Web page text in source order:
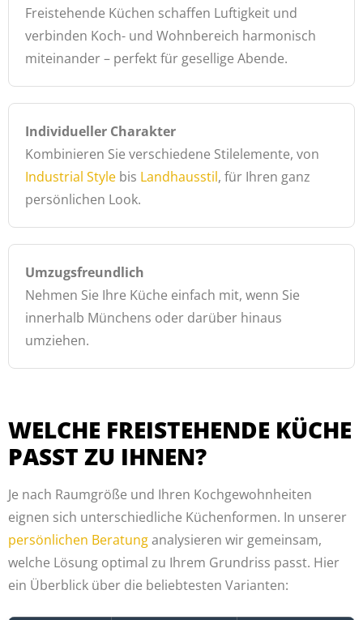
Freistehende Küchen schaffen Luftigkeit und
verbinden Koch- und Wohnbereich harmonisch
miteinander – perfekt für gesellige Abende.
Individueller Charakter
Kombinieren Sie verschiedene Stilelemente, von
Industrial Style bis Landhausstil, für Ihren ganz
persönlichen Look.
Umzugsfreundlich
Nehmen Sie Ihre Küche einfach mit, wenn Sie
innerhalb Münchens oder darüber hinaus
umziehen.
WELCHE FREISTEHENDE KÜCHE
PASST ZU IHNEN?
Je nach Raumgröße und Ihren Kochgewohnheiten
eignen sich unterschiedliche Küchenformen. In unserer
persönlichen Beratunganalysieren wir gemeinsam,
welche Lösung optimal zu Ihrem Grundriss passt. Hier
ein Überblick über die beliebtesten Varianten: